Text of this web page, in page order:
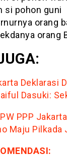
si pohon guni
orang
orang
Deklarasi
Dasuki:
PPP
Maju Pilkada